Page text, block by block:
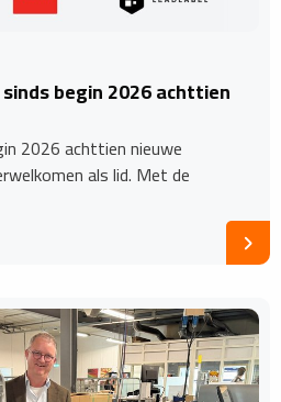
begin 2026 achttien
2026 achttien nieuwe
als lid. Met de